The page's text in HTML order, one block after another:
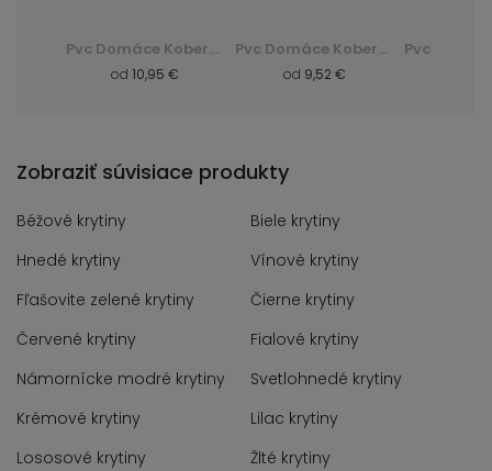
Pvc Domáce Koberce 562-04 Maximaeko
od 10,95 €
Pvc Domáce Koberce 482-02 Bonus
od 9,52 €
Zobraziť súvisiace produkty
Béžové krytiny
Biele krytiny
Hnedé krytiny
Vínové krytiny
Fľašovite zelené krytiny
Čierne krytiny
Červené krytiny
Fialové krytiny
Námornícke modré krytiny
Svetlohnedé krytiny
Krémové krytiny
Lilac krytiny
Lososové krytiny
Žlté krytiny